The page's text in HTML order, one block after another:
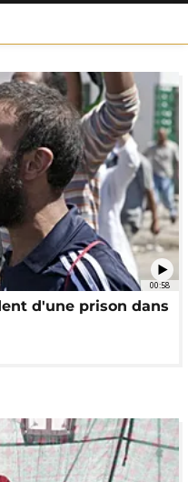
00:58
d'une prison dans